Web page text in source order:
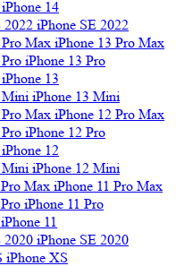
iPhone 14
iPhone SE 2022
iPhone 13 Pro Max
iPhone 13 Pro
iPhone 13
iPhone 13 Mini
iPhone 12 Pro Max
iPhone 12 Pro
iPhone 12
iPhone 12 Mini
iPhone 11 Pro Max
iPhone 11 Pro
iPhone 11
iPhone SE 2020
iPhone XS